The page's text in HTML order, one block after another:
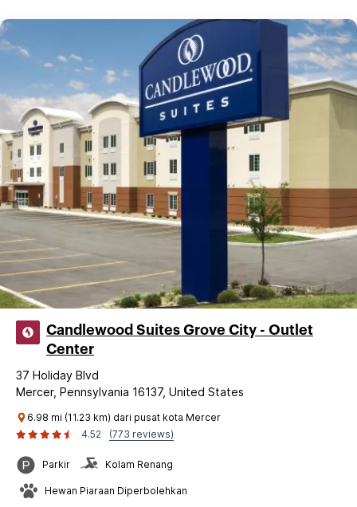
Candlewood Suites Grove City - Outlet
Center
37 Holiday Blvd
Mercer, Pennsylvania 16137, United States
6.98 mi (11.23 km) dari pusat kota Mercer
4.52
(773 reviews)
Parkir Kolam Renang
Hewan Piaraan Diperbolehkan